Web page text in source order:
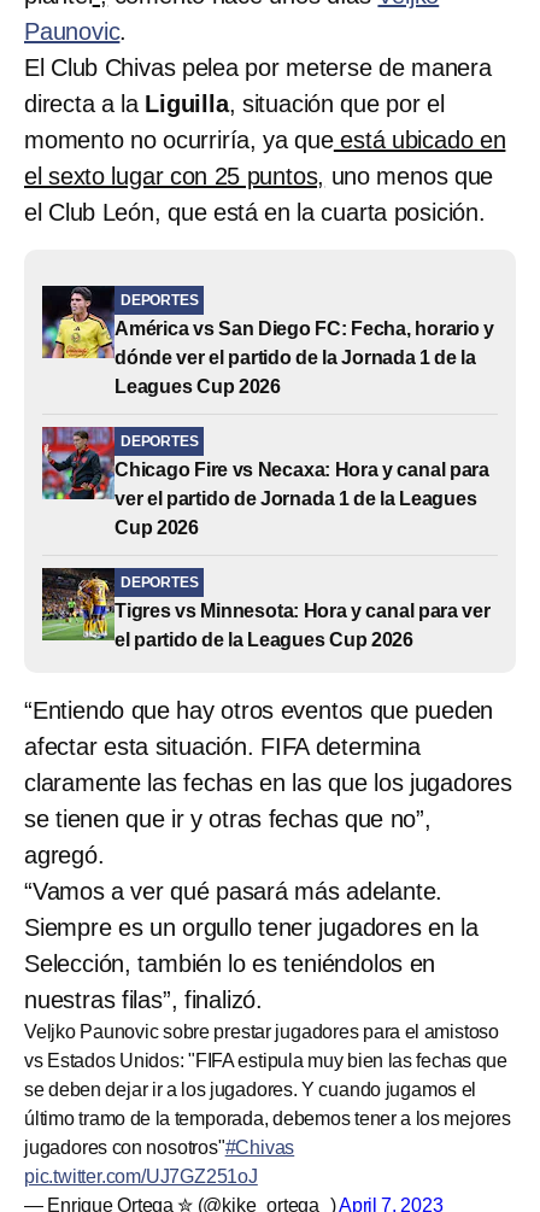
Paunovic.
El Club Chivas pelea por meterse de manera
directa a la Liguilla, situación que por el
momento no ocurriría, ya queestá ubicado en
el sexto lugar con 25 puntos, uno menos que
el Club León, que está en la cuarta posición.
DEPORTES
América vs San Diego FC: Fecha, horario y
dónde ver el partido de la Jornada 1 de la
Leagues Cup 2026
DEPORTES
Chicago Fire vs Necaxa: Hora y canal para
ver el partido de Jornada 1 de la Leagues
Cup 2026
DEPORTES
Tigres vs Minnesota: Hora y canal para ver
el partido de la Leagues Cup 2026
“Entiendo que hay otros eventos que pueden
afectar esta situación. FIFA determina
claramente las fechas en las que los jugadores
se tienen que ir y otras fechas que no”,
agregó.
“Vamos a ver qué pasará más adelante.
Siempre es un orgullo tener jugadores en la
Selección, también lo es teniéndolos en
nuestras filas”, finalizó.
Veljko Paunovic sobre prestar jugadores para el amistoso
vs Estados Unidos: "FIFA estipula muy bien las fechas que
se deben dejar ir a los jugadores. Y cuando jugamos el
último tramo de la temporada, debemos tener a los mejores
jugadores con nosotros"#Chivas
pic.twitter.com/UJ7GZ251oJ
— Enrique Ortega ✮ (@kike_ortega_)April 7, 2023